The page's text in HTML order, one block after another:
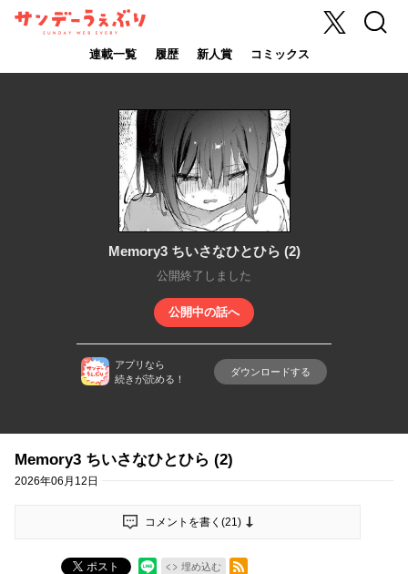
サンデーうぇ
連載一覧 履歴 新人賞 コミックス
X 検索
Memory3 ちいさなひとひら (2)
公開終了しました
公開中の話へ
アプリなら
続きが読める！
ダウンロードする
Memory3 ちいさなひとひら (2)
2026年06月12日
コメントを書く(21)
ポスト 埋め込む
RSSフィード